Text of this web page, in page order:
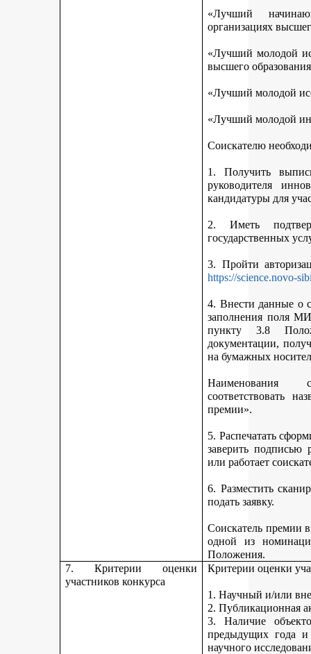
«Лучший
организациях
«Лучший молодой
высшего
«Лучший молодой
«Лучший молодой
Соискателю
1. Получить
руководителя
кандидатуры для
2. Иметь
государственных
3. Пройти
https://science.novo-
4. Внести данные о
заполнения поля
пункту 3.8
документации,
на бумажных
Наименования
соответствовать
премии».
5. Распечатать
заверить подписью
или работает
6. Разместить
подать заявку.
Соискатель премии
одной из
Положения.
7. Критерии оценки
участников конкурса
Критерии оценки
1. Научный и/или
2. Публикационная
3. Наличие
предыдущих года
научного